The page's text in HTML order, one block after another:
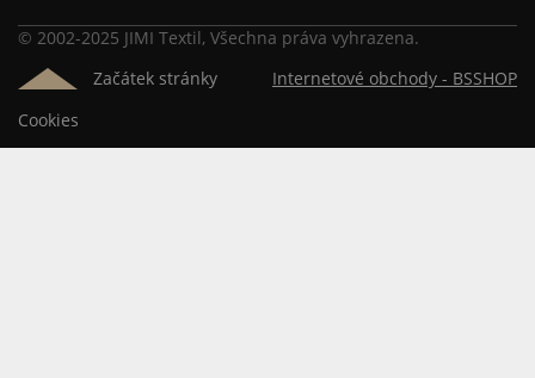
© 2002-2025 JIMI Textil, Všechna práva vyhrazena.
Začátek stránky
Internetové obchody - BSSHOP
Cookies